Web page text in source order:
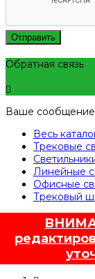
Отправить
Обратная связь
Ваше
Весь
Трековые
Линейные
Офисные
Трековый